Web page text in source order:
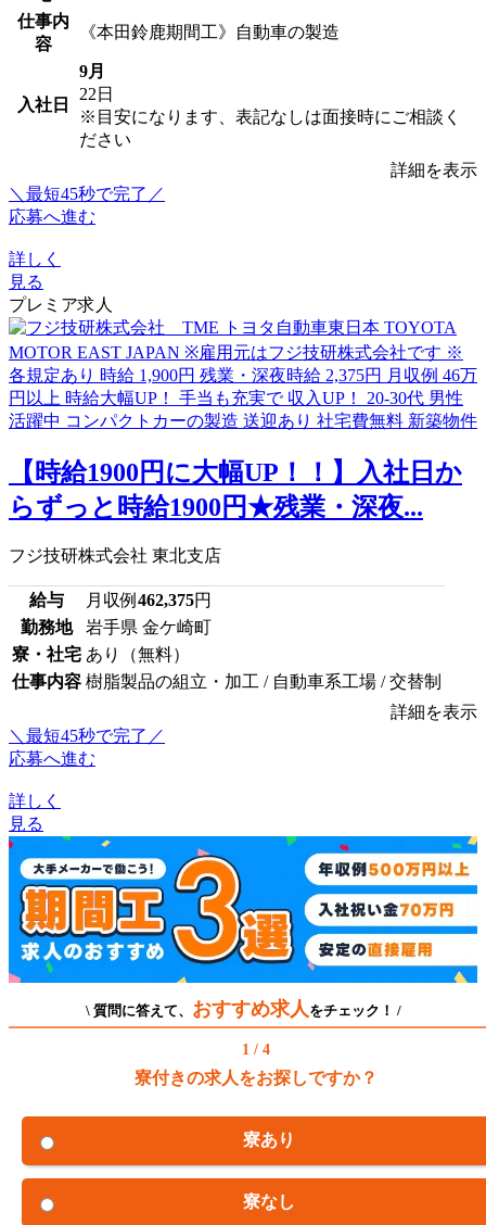
仕事内
容
《本田鈴鹿期間工》自動車の製造
入社日
9月
22日
※目安になります、表記なしは面接時にご相談く
ださい
詳細を表示
＼最短45秒で完了／
応募へ進む
詳しく
見る
プレミア求人
【時給1900円に大幅UP！！】入社日か
らずっと時給1900円★残業・深夜...
フジ技研株式会社 東北支店
給与 月収例 462,375円
勤務地
岩手県 金ケ崎町
寮・社宅 あり（無料）
仕事内容 樹脂製品の組立・加工 / 自動車系工場 / 交替制
詳細を表示
＼最短45秒で完了／
応募へ進む
詳しく
見る
\ 質問に答えて、 おすすめ求人をチェック！ /
1 / 4
寮付きの求人をお探しですか？
寮あり
寮なし